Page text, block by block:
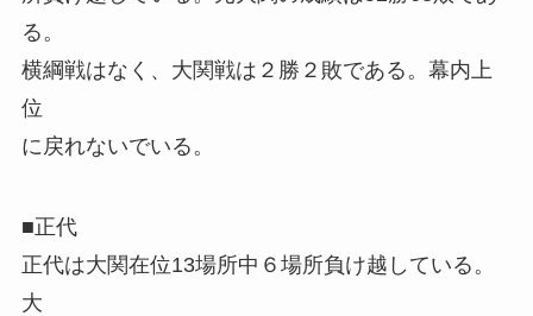
る。
横綱戦はなく、大関戦は２勝２敗である。幕内上
位
に戻れないでいる。
■正代
正代は大関在位13場所中６場所負け越している。
大